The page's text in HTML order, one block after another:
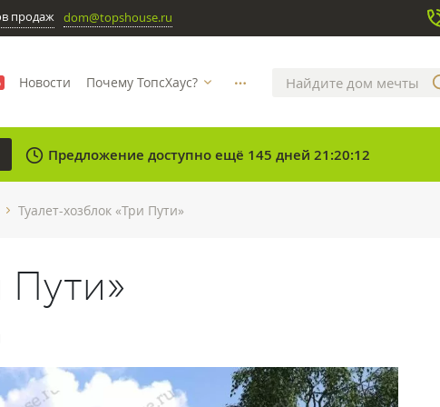
продаж dom@topshouse.ru
Новости Почему ТопсХаус? more_horizontal
clock Предложение доступно ещё 145 дней 21:20:12
chevron_right Туалет-хозблок «Три Пути»
Пути»